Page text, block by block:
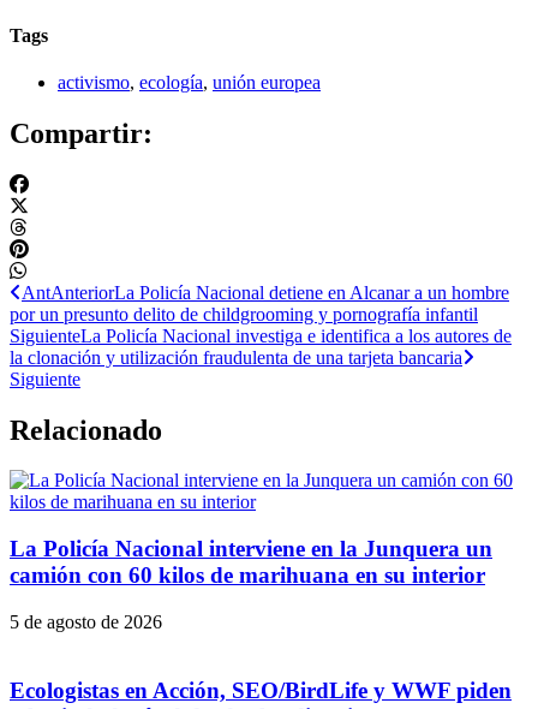
Tags
activismo, ecología, unión europea
Compartir:
AntAnteriorLa Policía Nacional detiene en Alcanar a un hombre
por un presunto delito de childgrooming y pornografía infantil
SiguienteLa Policía Nacional investiga e identifica a los autores de
la clonación y utilización fraudulenta de una tarjeta bancaria
Siguiente
Relacionado
La Policía Nacional interviene en la Junquera un
camión con 60 kilos de marihuana en su interior
5 de agosto de 2026
Ecologistas en Acción, SEO/BirdLife y WWF piden